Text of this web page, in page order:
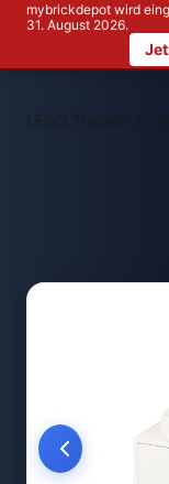
mybrickdepot wird
31. August 2026.
LEGO Themen >